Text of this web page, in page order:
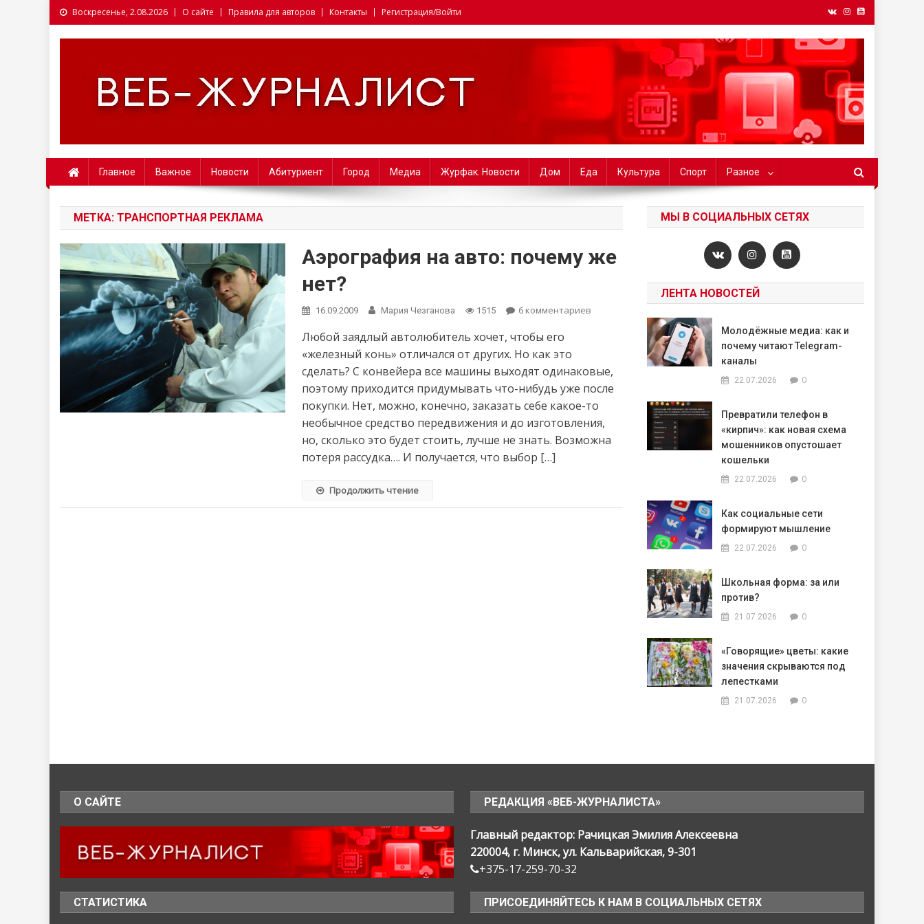
Воскресенье, 2.08.2026 О сайте Правила для авторов Контакты Регистрация/Войти
Веб-журналист. Websmi. Факультет журналистики БГУ
Главное Важное Новости Абитуриент Город Медиа Журфак. Новости Дом Еда Культура Спорт Разное
МЕТКА: ТРАНСПОРТНАЯ РЕКЛАМА
Аэрография на авто: почему же
нет?
16.09.2009 Мария Чезганова 1515 6 комментариев
Любой заядлый автолюбитель хочет, чтобы его
«железный конь» отличался от других. Но как это
сделать? С конвейера все машины выходят одинаковые,
поэтому приходится придумывать что-нибудь уже после
покупки. Нет, можно, конечно, заказать себе какое-то
необычное средство передвижения и до изготовления,
но, сколько это будет стоить, лучше не знать. Возможна
потеря рассудка…. И получается, что выбор […]
Продолжить чтение
МЫ В СОЦИАЛЬНЫХ СЕТЯХ
ЛЕНТА НОВОСТЕЙ
Молодёжные медиа: как и
почему читают Telegram-
каналы
22.07.2026 0
Превратили телефон в
«кирпич»: как новая схема
мошенников опустошает
кошельки
22.07.2026 0
Как социальные сети
формируют мышление
22.07.2026 0
Школьная форма: за или
против?
21.07.2026 0
«Говорящие» цветы: какие
значения скрываются под
лепестками
21.07.2026 0
О САЙТЕ
СТАТИСТИКА
РЕДАКЦИЯ «ВЕБ-ЖУРНАЛИСТА»
Главный редактор: Рачицкая Эмилия Алексеевна
220004, г. Минск, ул. Кальварийская, 9-301
+375-17-259-70-32
ПРИСОЕДИНЯЙТЕСЬ К НАМ В СОЦИАЛЬНЫХ СЕТЯХ